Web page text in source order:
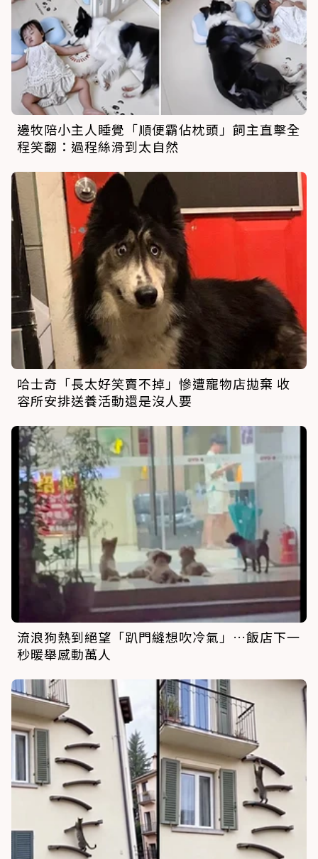
邊牧陪小主人睡覺「順便霸佔枕頭」飼主直擊全
程笑翻：過程絲滑到太自然
哈士奇「長太好笑賣不掉」慘遭寵物店拋棄 收
容所安排送養活動還是沒人要
流浪狗熱到絕望「趴門縫想吹冷氣」…飯店下一
秒暖舉感動萬人